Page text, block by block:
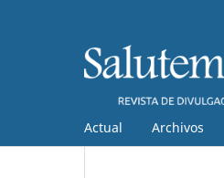
Actual Archivos